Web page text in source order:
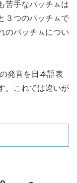
苦手なパッチㇺは
３つのパッチㇺで
のパッチㇺについ
発音を日本語表
。これでは違いが